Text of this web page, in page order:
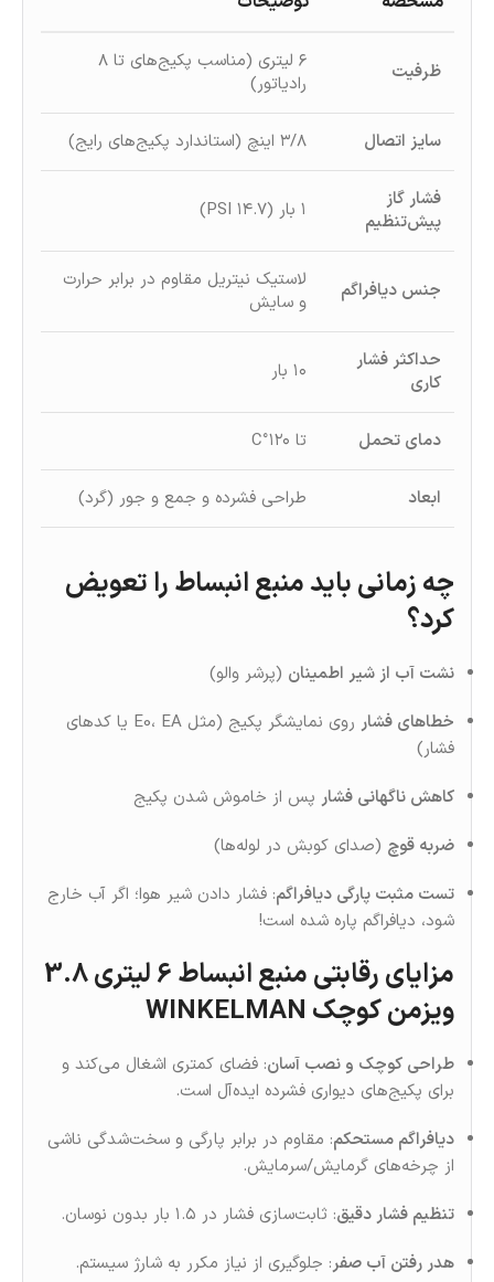
ظرفیت
۶ لیتری (مناسب پکیج‌های تا ۸
رادیاتور)
سایز اتصال ۳/۸ اینچ (استاندارد پکیج‌های رایج)
فشار گاز
پیش‌تنظیم
۱ بار (۱۴.۷ PSI)
جنس دیافراگم
لاستیک نیتریل مقاوم در برابر حرارت
و سایش
حداکثر فشار
کاری
۱۰ بار
دمای تحمل تا ۱۲۰°C
ابعاد طراحی فشرده و جمع‌ و جور (گرد)
چه زمانی باید منبع انبساط را تعویض
کرد؟
نشت آب از شیر اطمینان (پرشر والو)
خطاهای فشار
روی نمایشگر پکیج (مثل E0، EA یا کدهای
فشار)
کاهش ناگهانی فشار پس از خاموش‌ شدن پکیج
ضربه قوچ (صدای کوبش در لوله‌ها)
تست مثبت پارگی دیافراگم: فشار دادن شیر هوا؛ اگر آب خارج
شود، دیافراگم پاره شده است!
مزایای رقابتی منبع انبساط 6 لیتری 3.8
ویزمن کوچک WINKELMAN
طراحی کوچک و نصب آسان: فضای کمتری اشغال می‌کند و
برای پکیج‌های دیواری فشرده ایده‌آل است.
دیافراگم مستحکم: مقاوم در برابر پارگی و سخت‌شدگی ناشی
از چرخه‌های گرمایش/سرمایش.
تنظیم فشار دقیق: ثابت‌سازی فشار در ۱.۵ بار بدون نوسان.
هدر رفتن آب صفر: جلوگیری از نیاز مکرر به شارژ سیستم.